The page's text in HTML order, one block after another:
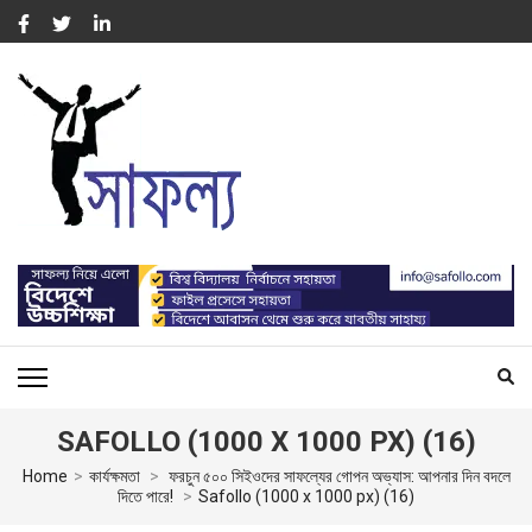
Skip
to
content
(Press
সাফল্য – SUCCESS : WORK
FOR CAPACITY BUILDING
For Capacity Building of Professional People
SAFOLLO (1000 X 1000 PX) (16)
Home > কার্যক্ষমতা > ফরচুন ৫০০ সিইওদের সাফল্যের গোপন অভ্যাস: আপনার দিন বদলে
দিতে পারে!
> Safollo (1000 x 1000 px) (16)